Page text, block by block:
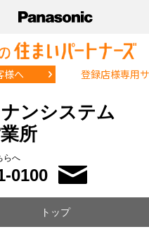
様へ 登録店様専用サ
ナンシステム
所
らへ
0100
トップ